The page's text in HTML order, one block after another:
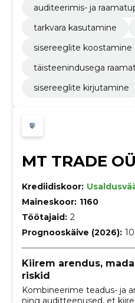
auditeerimis- ja
tarkvara kasutamine
sisereeglite koostamine
täisteenindusega
sisereeglite kirjutamine
MT TRADE OÜ
Krediidiskoor:
Maineskoor: 1160
Töötajaid: 2
Prognooskäive (2026):
Kiirem arendus,
riskid
Kombineerime teadus- ja
ning auditteenused, et